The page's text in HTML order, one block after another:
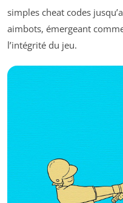
simples cheat codes
aimbots, émergeant
l’intégrité du jeu.